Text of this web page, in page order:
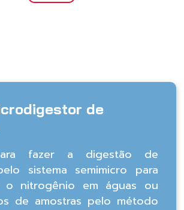
de
fazer a digestão de
sistema semimicro para
o nitrogênio em águas ou
de amostras pelo método